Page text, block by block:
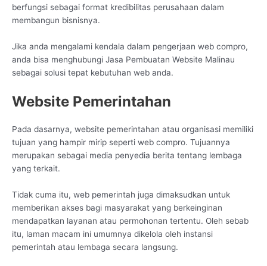
berfungsi sebagai format kredibilitas perusahaan dalam
membangun bisnisnya.
Jika anda mengalami kendala dalam pengerjaan web compro,
anda bisa menghubungi Jasa Pembuatan Website Malinau
sebagai solusi tepat kebutuhan web anda.
Website Pemerintahan
Pada dasarnya, website pemerintahan atau organisasi memiliki
tujuan yang hampir mirip seperti web compro. Tujuannya
merupakan sebagai media penyedia berita tentang lembaga
yang terkait.
Tidak cuma itu, web pemerintah juga dimaksudkan untuk
memberikan akses bagi masyarakat yang berkeinginan
mendapatkan layanan atau permohonan tertentu. Oleh sebab
itu, laman macam ini umumnya dikelola oleh instansi
pemerintah atau lembaga secara langsung.